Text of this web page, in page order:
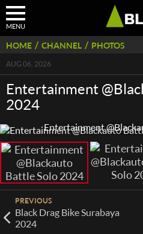
MENU
HOME / CHANNEL / PHOTOS
AUG 06, 2026
Entertainment
2024
Entertainment
PREVIOUS
Black Drag Bike Surabaya
2024